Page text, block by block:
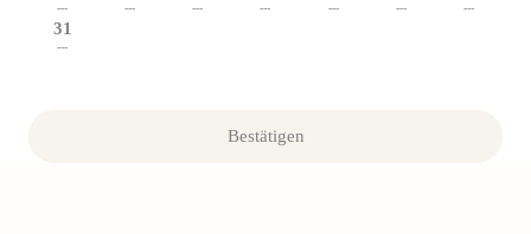
--- --- --- --- --- --- ---
31
---
Bestätigen